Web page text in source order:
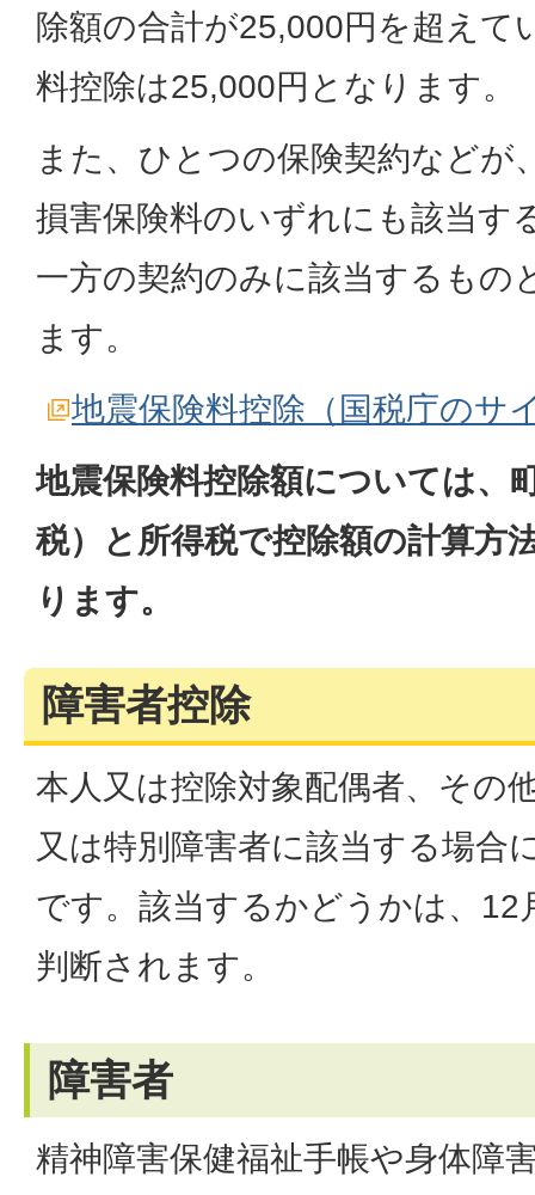
除額の合計が25,000円を超えて
料控除は25,000円となります。
また、ひとつの保険契約などが
損害保険料のいずれにも該当す
一方の契約のみに該当するもの
ます。
地震保険料控除（国税庁のサ
地震保険料控除額については、
税）と所得税で控除額の計算方
ります。
障害者控除
本人又は控除対象配偶者、その
又は特別障害者に該当する場合
です。該当するかどうかは、12
判断されます。
障害者
精神障害保健福祉手帳や身体障